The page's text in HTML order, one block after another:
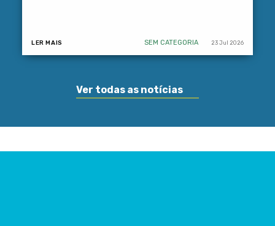
LER MAIS SEM CATEGORIA 23 Jul 2026
Ver todas as notícias